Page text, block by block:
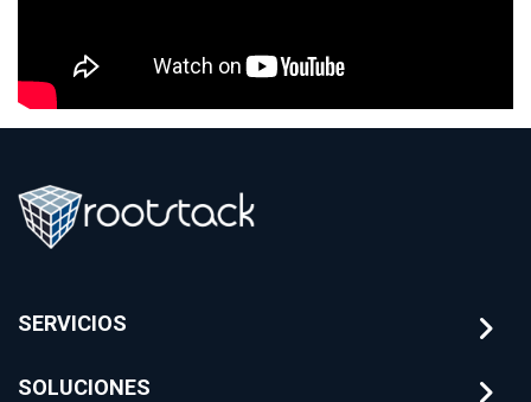
SERVICIOS
SOLUCIONES